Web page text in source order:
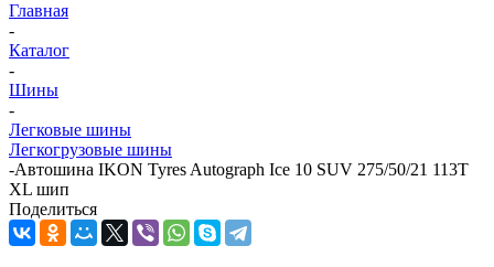
Главная
-
Каталог
-
Шины
-
Легковые шины
Легкогрузовые шины
-Автошина IKON Tyres Autograph Ice 10 SUV 275/50/21 113T
XL шип
Поделиться